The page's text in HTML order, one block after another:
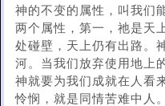
神的不变的属性，叫我们
两个属性，第一，祂是天
处碰壁，天上仍有出路。
河。当我们放弃使用地上
神就要为我们成就在人看
怜悯，就是同情苦难中人